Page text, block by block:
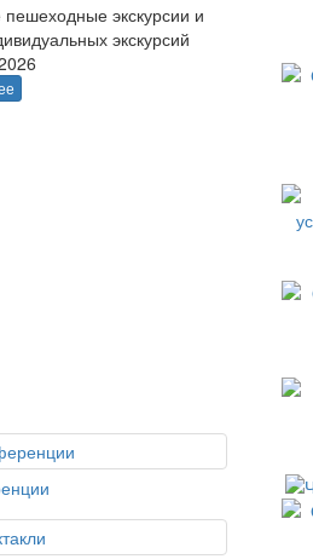
экскурсии и
экскурсий